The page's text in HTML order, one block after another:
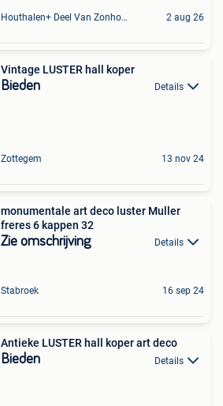
Houthalen+ Deel Van Zonhoven En Zolder 2 aug 26
Vintage LUSTER hall koper
Bieden Details
Zottegem 13 nov 24
monumentale art deco luster Muller
freres 6 kappen 32
Zie omschrijving Details
Stabroek 16 sep 24
Antieke LUSTER hall koper art deco
Bieden Details